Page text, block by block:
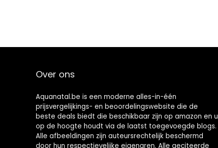
Over ons
Aquanatal.be is een moderne alles-in-één
prijsvergelijkings- en beoordelingswebsite die de
beste deals biedt die beschikbaar zijn op amazon en u
op de hoogte houdt via de laatst toegevoegde blogs.
Alle afbeeldingen zijn auteursrechtelijk beschermd
door hun respectievelijke eigenaren. Alle geciteerde